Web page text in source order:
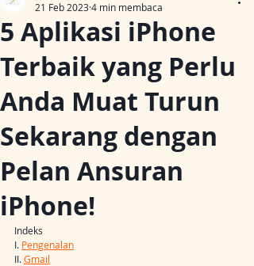
5 Aplikasi iPhone
Terbaik yang Perlu
Anda Muat Turun
Sekarang dengan
Pelan Ansuran
iPhone!
21 Feb 20234 min membaca
Indeks
I. Pengenalan
II. Gmail